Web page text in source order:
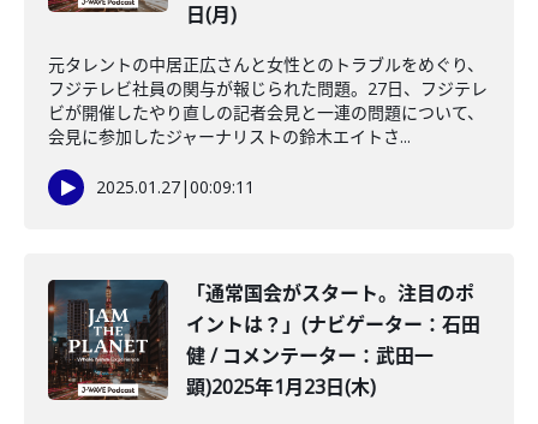
日(月)
元タレントの中居正広さんと女性とのトラブルをめぐり、
フジテレビ社員の関与が報じられた問題。27日、フジテレ
ビが開催したやり直しの記者会見と一連の問題について、
会見に参加したジャーナリストの鈴木エイトさ...
2025.01.27|00:09:11
「通常国会がスタート。注目のポ
イントは？」(ナビゲーター：石田
健 / コメンテーター：武田一
顕)2025年1月23日(木)